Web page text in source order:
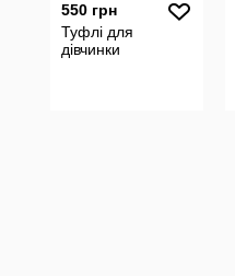
550 грн
Туфлі для
дівчинки